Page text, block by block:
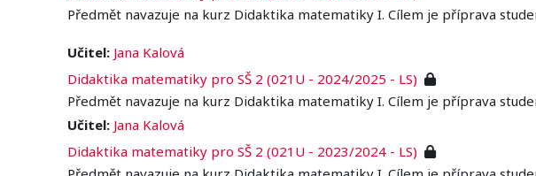
Předmět navazuje na kurz Didaktika matematiky I. Cílem je příprava
Učitel: Jana Kalová
Didaktika matematiky pro SŠ 2 (021U - 2024/2025 - LS)
Předmět navazuje na kurz Didaktika matematiky I. Cílem je příprava
Učitel: Jana Kalová
Didaktika matematiky pro SŠ 2 (021U - 2023/2024 - LS)